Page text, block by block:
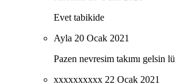
Evet tabikide
Ayla 20 Ocak 2021
Pazen nevresim takımı gelsin
xxxxxxxxxx 22 Ocak 2021